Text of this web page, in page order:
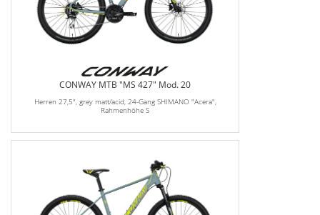
CONWAY MTB "MS 427" Mod. 20
Herren 27,5", grey matt/acid, 24-Gang SHIMANO "Acera",
Rahmenhöhe S